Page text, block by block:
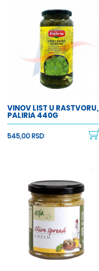
VINOV LIST U RASTVORU,
PALIRIA 440G
545,00 RSD